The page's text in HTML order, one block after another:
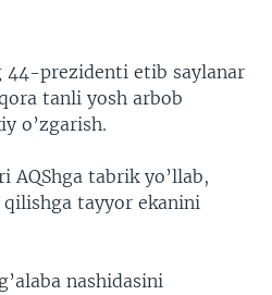
44-prezidenti etib saylanar
tanli yosh arbob
o’zgarish.
tabrik yo’llab,
tayyor ekanini
nashidasini